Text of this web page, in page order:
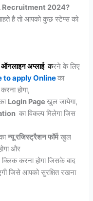
Recruitment 2024?
है तो आपको कुछ स्टेप्स को
ऑनलाइनअप्लाई करने के लिए
to apply Onlineका
होगा,
Login Pageखुल जायेगा,
का विकल्प मिलेगा जिस
न्यू रजिस्ट्रैशन फॉर्मखुल
और
करना होगा जिसके बाद
जिसे आपको सुरक्षित रखना